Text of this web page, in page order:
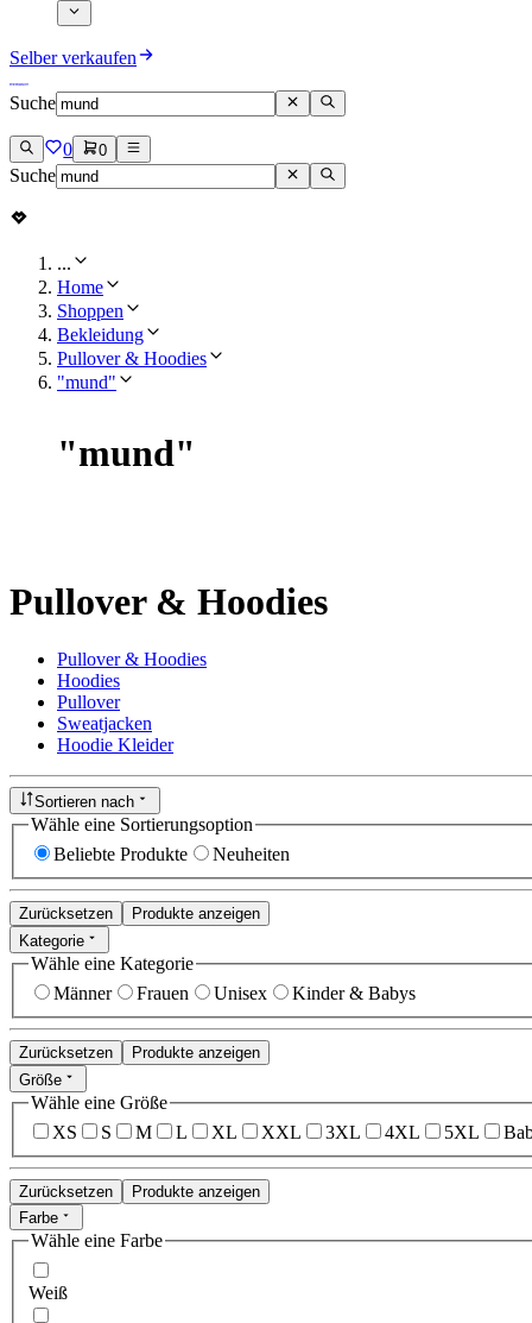
Selber verkaufen
Suche
0 0
Suche
...
Home
Shoppen
Bekleidung
Pullover & Hoodies
"mund"
"mund"
Pullover & Hoodies
Pullover & Hoodies
Hoodies
Pullover
Sweatjacken
Hoodie Kleider
Sortieren nach
Wähle eine Sortierungsoption
Beliebte Produkte
Neuheiten
Zurücksetzen
Produkte anzeigen
Kategorie
Wähle eine Kategorie
Männer
Frauen Unisex Kinder & Babys
Zurücksetzen
Produkte anzeigen
Größe
Wähle eine Größe
XS
S M L XL XXL 3XL 4XL 5XL
Zurücksetzen
Produkte anzeigen
Farbe
Wähle eine Farbe
Weiß